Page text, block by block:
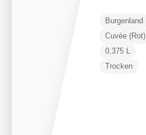
Burgenland
Cuvée (Rot)
0,375 L
Trocken